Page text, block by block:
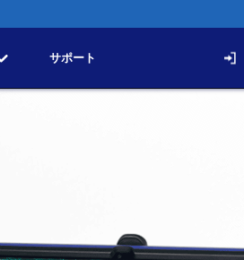
サポート